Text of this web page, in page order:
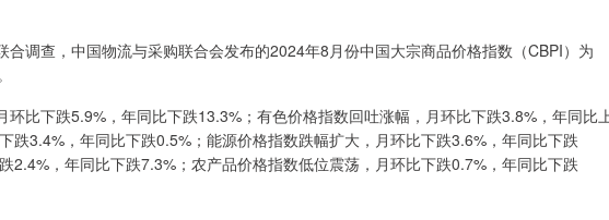
调查，中国物流与采购联合会发布的2024年8月份中国大宗商品价格指数（CBPI）为
比下跌5.9%，年同比下跌13.3%；有色价格指数回吐涨幅，月环比下跌3.8%，年同比
跌3.4%，年同比下跌0.5%；能源价格指数跌幅扩大，月环比下跌3.6%，年同比下跌
2.4%，年同比下跌7.3%；农产品价格指数低位震荡，月环比下跌0.7%，年同比下跌